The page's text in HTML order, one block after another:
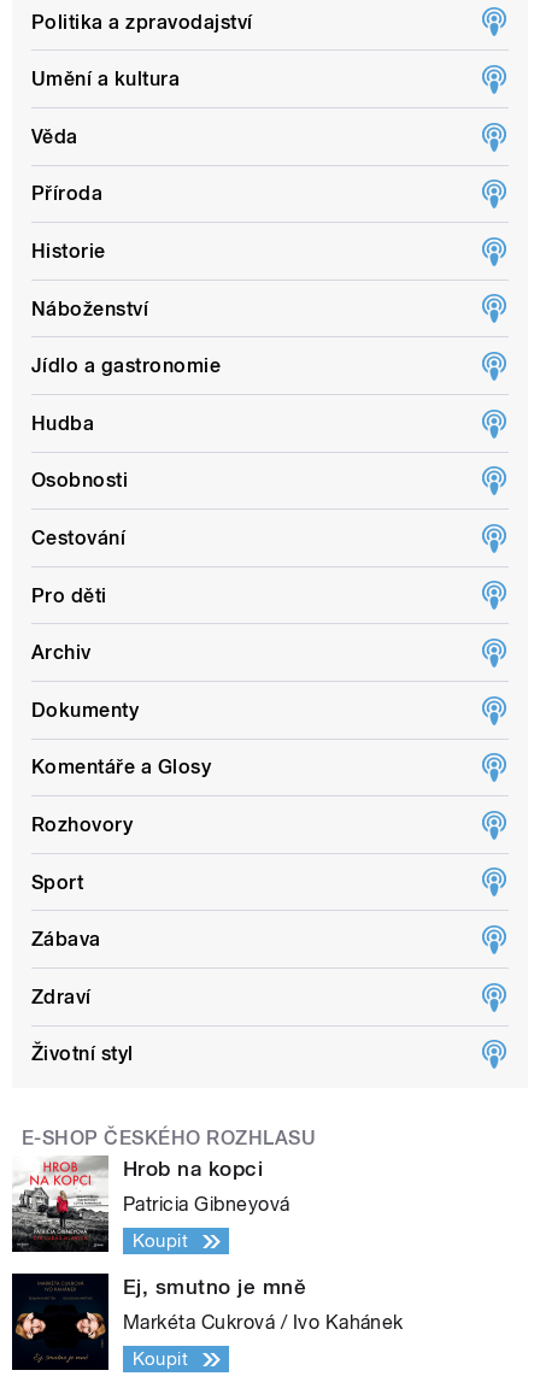
Politika a zpravodajství
Umění a kultura
Věda
Příroda
Historie
Náboženství
Jídlo a gastronomie
Hudba
Osobnosti
Cestování
Pro děti
Archiv
Dokumenty
Komentáře a Glosy
Rozhovory
Sport
Zábava
Zdraví
Životní styl
E-SHOP ČESKÉHO ROZHLASU
Hrob na kopci
Patricia Gibneyová
Koupit
Ej, smutno je mně
Markéta Cukrová / Ivo Kahánek
Koupit